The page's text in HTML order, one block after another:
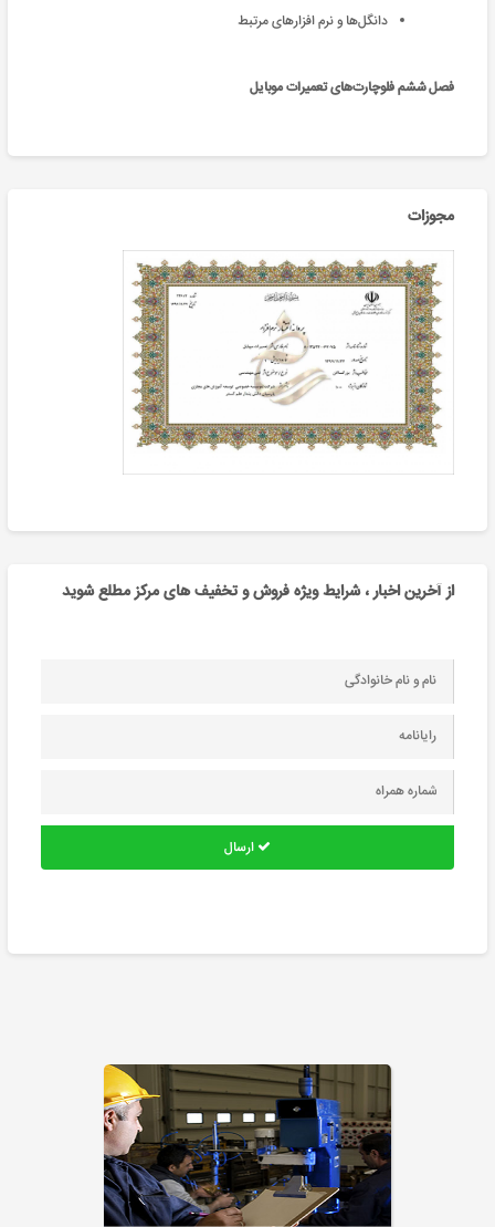
دانگل‌ها و نرم افزار‌های مرتبط
فصل ششم فلوچارت‌های تعمیرات موبایل
مجوزات
از آخرین اخبار ، شرایط ویژه فروش و تخفیف های مرکز مطلع شوید
ارسال